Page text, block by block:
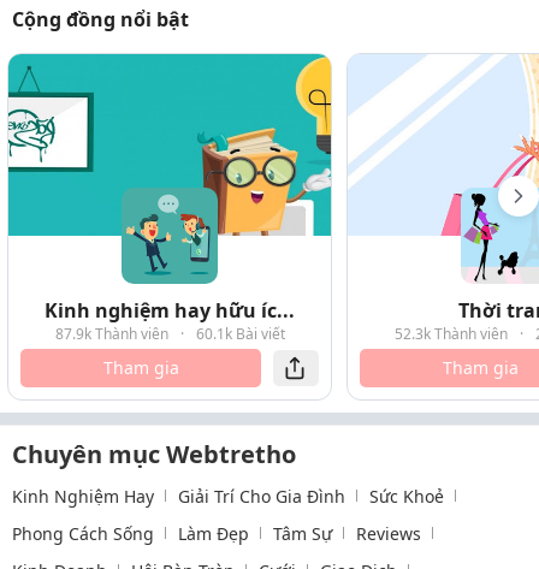
Cộng đồng nổi bật
Kinh nghiệm hay hữu íc...
87.9k Thành viên · 60.1k Bài viết
Tham gia
Thời
52.3k Thành viên ·
Tham gia
Chuyên mục Webtretho
Kinh Nghiệm Hay Giải Trí Cho Gia Đình
Sức Khoẻ
Phong Cách Sống
Làm Đẹp Tâm Sự
Reviews